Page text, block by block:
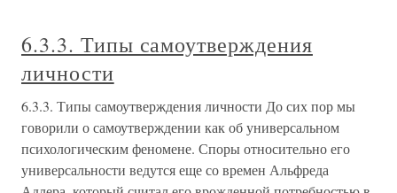
6.3.3. Типы самоутверждения
личности
6.3.3. Типы самоутверждения личности До сих пор мы
говорили о самоутверждении как об универсальном
психологическим феномене. Споры относительно его
универсальности ведутся еще со времен Альфреда